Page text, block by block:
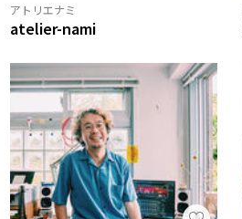
アトリエナミ
atelier-nami